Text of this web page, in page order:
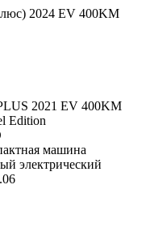
2024 EV 400KM
2021 EV 400KM
Edition
машина
электрический